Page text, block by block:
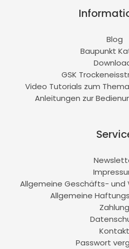
Blog
Baupunkt
GSK
Video Tutorials zum
Anleitungen zur
Allgemeine Geschäfts- und
Allgemeine
Zahlung
Kontakt
Passwort